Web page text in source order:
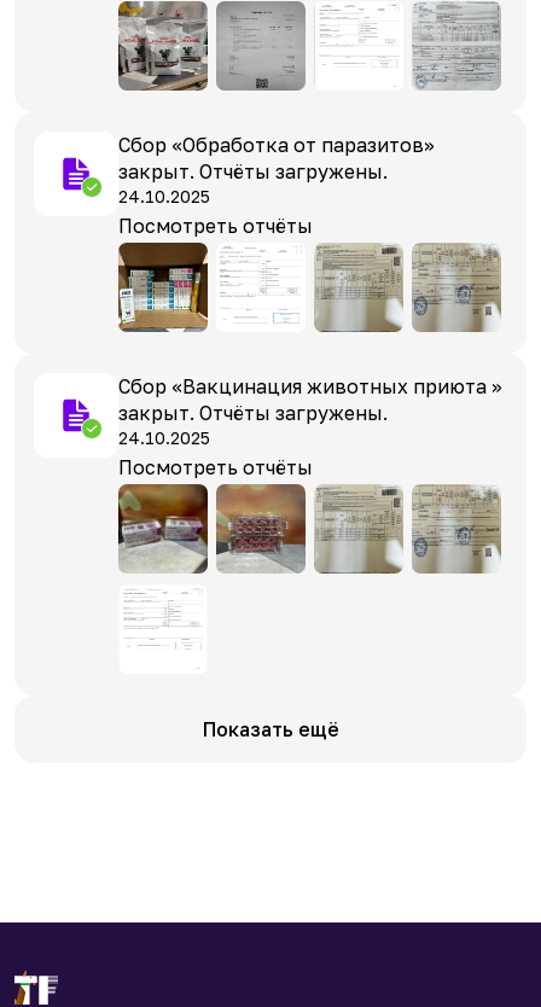
Сбор «Обработка от паразитов»
закрыт. Отчёты загружены.
24.10.2025
Посмотреть отчёты
Сбор «Вакцинация животных приюта »
закрыт. Отчёты загружены.
24.10.2025
Посмотреть отчёты
Показать ещё